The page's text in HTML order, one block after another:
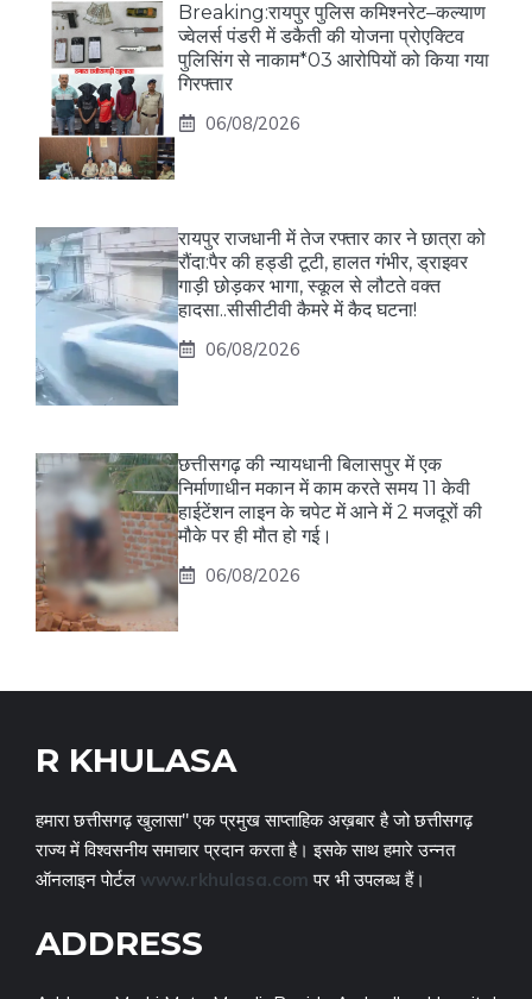
Breaking:रायपुर पुलिस कमिश्नरेट–कल्याण
ज्वेलर्स पंडरी में डकैती की योजना प्रोएक्टिव
पुलिसिंग से नाकाम*03 आरोपियों को किया गया
गिरफ्तार
06/08/2026
रायपुर राजधानी में तेज रफ्तार कार ने छात्रा को
रौंदा:पैर की हड्डी टूटी, हालत गंभीर, ड्राइवर
गाड़ी छोड़कर भागा, स्कूल से लौटते वक्त
हादसा..सीसीटीवी कैमरे में कैद घटना!
06/08/2026
छत्तीसगढ़ की न्यायधानी बिलासपुर में एक
निर्माणाधीन मकान में काम करते समय 11 केवी
हाईटेंशन लाइन के चपेट में आने में 2 मजदूरों की
मौके पर ही मौत हो गई।
06/08/2026
R KHULASA
हमारा छत्तीसगढ़ खुलासा" एक प्रमुख साप्ताहिक अख़बार है जो छत्तीसगढ़
राज्य में विश्वसनीय समाचार प्रदान करता है। इसके साथ हमारे उन्नत
ऑनलाइन पोर्टल www.rkhulasa.com पर भी उपलब्ध हैं।
ADDRESS